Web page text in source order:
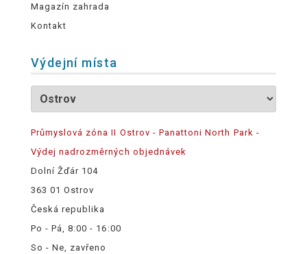
Magazín zahrada
Kontakt
Výdejní místa
Průmyslová zóna II Ostrov - Panattoni North Park -
Výdej nadrozměrných objednávek
Dolní Žďár 104
363 01 Ostrov
Česká republika
Po - Pá, 8:00 - 16:00
So - Ne, zavřeno